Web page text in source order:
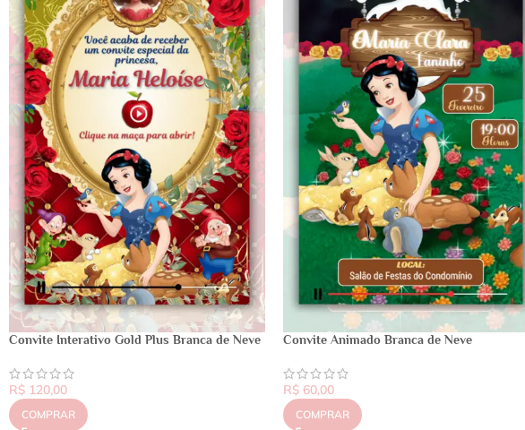
Convite Interativo Gold Plus Branca de Neve
R$ 120,00
COMPRAR
Convite Animado Branca de Neve
R$60,00
COMPRAR